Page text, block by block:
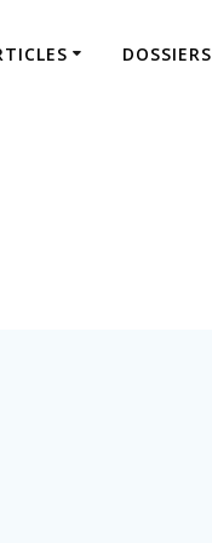
DOSSIERS